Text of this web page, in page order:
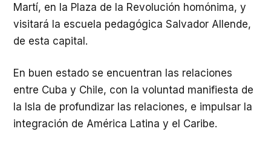
Martí, en la Plaza de la Revolución homónima, y
visitará la escuela pedagógica Salvador Allende,
de esta capital.
En buen estado se encuentran las relaciones
entre Cuba y Chile, con la voluntad manifiesta de
la Isla de profundizar las relaciones, e impulsar la
integración de América Latina y el Caribe.